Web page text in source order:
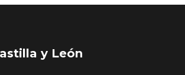
y León